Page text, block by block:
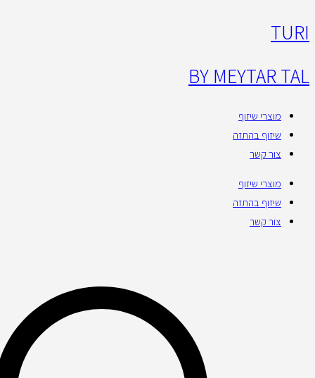
TURI
BY MEYTAR TAL
מוצרי שיזוף
שיזוף בהתזה
צור קשר
מוצרי שיזוף
שיזוף בהתזה
צור קשר